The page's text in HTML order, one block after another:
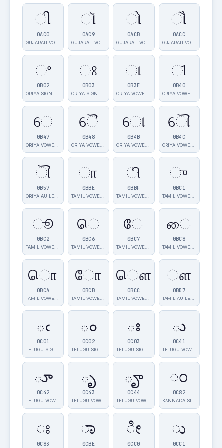
ી
0AC0
ૉ
0AC9
GUJARATI VOWE…
ો
0ACB
ૌ
0ACC
GUJARATI VOWE…
ଂ
0B02
ଃ
0B03
ା
0B3E
ୀ
0B40
େ
0B47
ୈ
0B48
ୋ
0B4B
ୌ
0B4C
ୗ
0B57
ா
0BBE
ி
0BBF
ு
0BC1
ூ
0BC2
ெ
0BC6
ே
0BC7
ை
0BC8
ொ
0BCA
ோ
0BCB
ௌ
0BCC
ௗ
0BD7
ఁ
0C01
ం
0C02
TELUGU SIGN A…
ః
0C03
ు
0C41
TELUGU VOWEL …
ూ
0C42
ృ
0C43
TELUGU VOWEL …
ౄ
0C44
ಂ
0C82
ಃ
0C83
ಾ
0CBE
ೀ
0CC0
ು
0CC1